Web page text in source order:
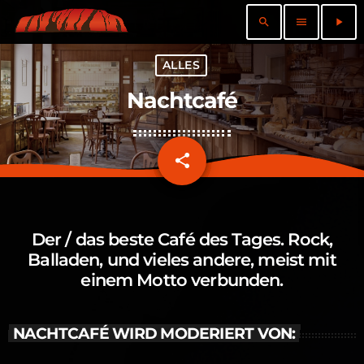
search menu play_arrow
ALLES
Nachtcafé
share
email
Der / das beste Café des Tages. Rock,
Balladen, und vieles andere, meist mit
einem Motto verbunden.
NACHTCAFÉ WIRD MODERIERT VON: